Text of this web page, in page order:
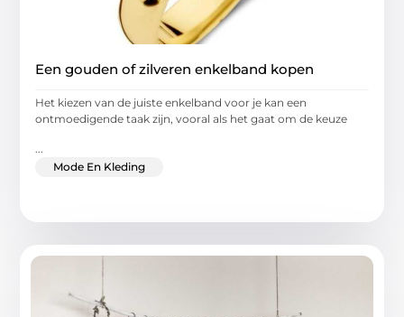
Een gouden of zilveren enkelband kopen
Het kiezen van de juiste enkelband voor je kan een
ontmoedigende taak zijn, vooral als het gaat om de keuze
Mode En Kleding